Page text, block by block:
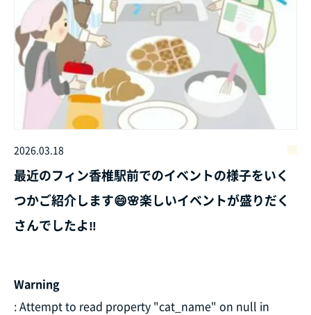
2026.03.18
最近のフィン香椎駅前でのイベントの様子をいく
つかご紹介します😄🌸楽しいイベントが盛りだく
さんでしたよ‼️
Warning
: Attempt to read property "cat_name" on null in